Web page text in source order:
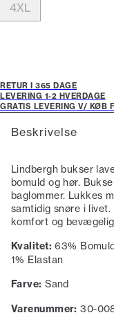
4XL
RETUR I 365 DAGE
LEVERING 1-2 HVERDAGE
GRATIS LEVERING V/ KØB
Beskrivelse
Lindbergh bukser
bomuld og hør.
baglommer. Lukkes
samtidig snøre i
komfort og
Kvalitet: 63%
1% Elastan
Farve: Sand
Varenummer: 30-